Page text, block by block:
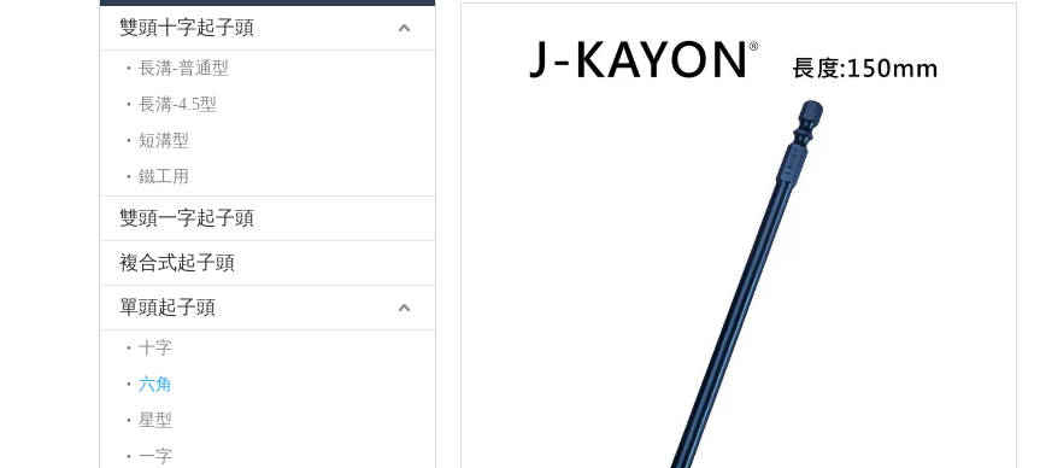
雙頭十字起子頭
長溝-普通型
長溝-4.5型
短溝型
鐵工用
雙頭一字起子頭
複合式起子頭
單頭起子頭
十字
六角
星型
一字